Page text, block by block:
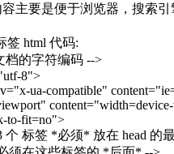
容主要是便于浏览器，搜索引
签 html 代码:
档的字符编码 -->
8">
ua-compatible"
to-fit=no">
个 标签 *必须* 放在 head 的